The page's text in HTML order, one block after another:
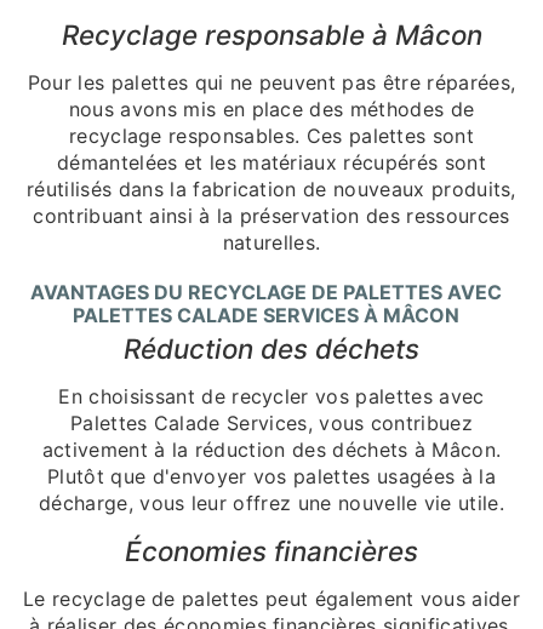
Recyclage responsable à Mâcon
Pour les palettes qui ne peuvent pas être réparées,
nous avons mis en place des méthodes de
recyclage responsables. Ces palettes sont
démantelées et les matériaux récupérés sont
réutilisés dans la fabrication de nouveaux produits,
contribuant ainsi à la préservation des ressources
naturelles.
AVANTAGES DU RECYCLAGE DE PALETTES AVEC
PALETTES CALADE SERVICES À MÂCON
Réduction des déchets
En choisissant de recycler vos palettes avec
Palettes Calade Services, vous contribuez
activement à la réduction des déchets à Mâcon.
Plutôt que d'envoyer vos palettes usagées à la
décharge, vous leur offrez une nouvelle vie utile.
Économies financières
Le recyclage de palettes peut également vous aider